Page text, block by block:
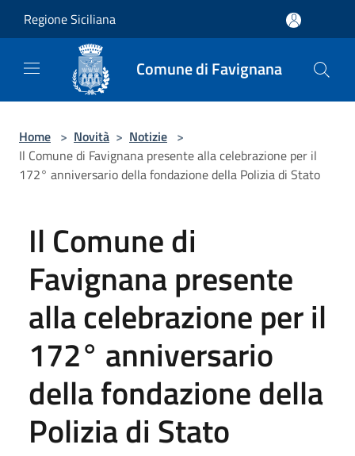
Regione Siciliana
Comune di Favignana
Home > Novità > Notizie >
Il Comune di Favignana presente alla celebrazione per il
172° anniversario della fondazione della Polizia di Stato
Il Comune di
Favignana presente
alla celebrazione per il
172° anniversario
della fondazione della
Polizia di Stato